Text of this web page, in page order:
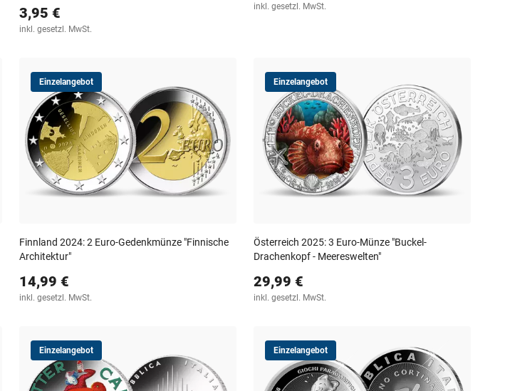
3,95 €
inkl. gesetzl. MwSt.
inkl. gesetzl. MwSt.
Einzelangebot
Finnland 2024: 2 Euro-Gedenkmünze "Finnische
Architektur"
14,99 €
inkl. gesetzl. MwSt.
Einzelangebot
Österreich 2025: 3 Euro-Münze "Buckel-
Drachenkopf - Meereswelten"
29,99 €
inkl. gesetzl. MwSt.
Einzelangebot Einzelangebot